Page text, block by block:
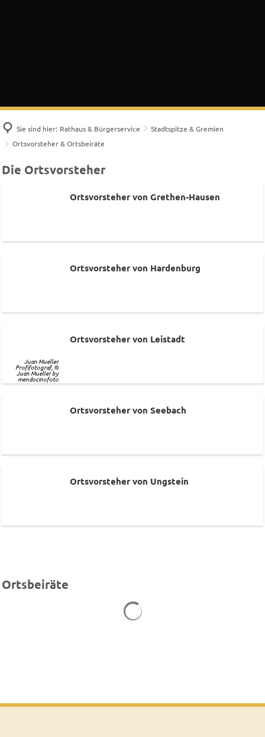
Sie sind hier: Rathaus & Bürgerservice
Stadtspitze & Gremien
Ortsvorsteher & Ortsbeiräte
Ortsvorsteher
Die Ortsvorsteher
Ortsvorsteher von Grethen-Hausen
Ortsvorsteher von Hardenburg
Juan Mueller
Profifotograf, ©
Juan Mueller by
mendocinofoto
Ortsvorsteher von Leistadt
Ortsvorsteher von Seebach
Ortsvorsteher von Ungstein
Ortsbeiräte